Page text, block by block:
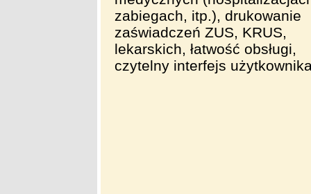
zabiegach, itp.), drukowanie
zaświadczeń ZUS, KRUS,
lekarskich, łatwość obsługi,
czytelny interfejs